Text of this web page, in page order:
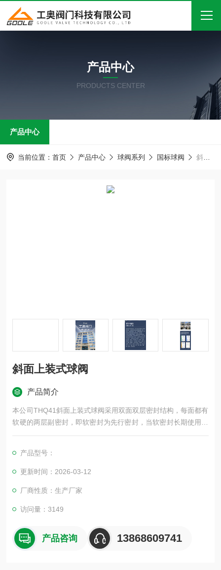
关于我们
产品中心
在线留言
产品中心
PRODUCTS CENTER
产品中心
当前位置： 首页 产品中心 球阀系列 国标球阀 斜面上装式球阀
斜面上装式球阀
产品简介
本公司THQ41斜面上装式球阀采用双面双层密封结构，每面都有
软硬的两层副密封，即软密封为先行密封，当软密封长期使用而
老化后，其硬密封开始作后补密封，克服了因密封老化而泄漏的
点。适用于：化工、石油、天然气、冶金、制药、食品、环保、
城建等行业。
产品型号：
更新时间：2026-03-12
厂商性质：生产厂家
访问量：3149
产品咨询 13868609741